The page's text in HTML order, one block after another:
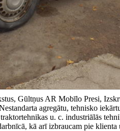
Gūltņus AR Mobīlo Presi,
agregātu, tehnisko
u. c. industriālās
kā arī izbraucam pie